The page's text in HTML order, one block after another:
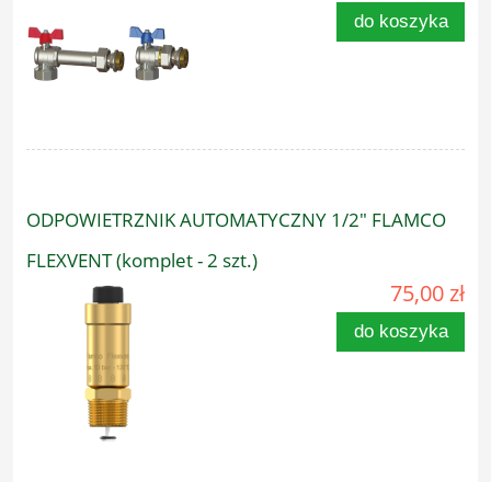
do koszyka
ODPOWIETRZNIK AUTOMATYCZNY 1/2" FLAMCO
FLEXVENT (komplet - 2 szt.)
75,00 zł
do koszyka